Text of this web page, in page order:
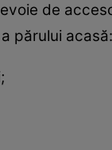
de
părului acasă: